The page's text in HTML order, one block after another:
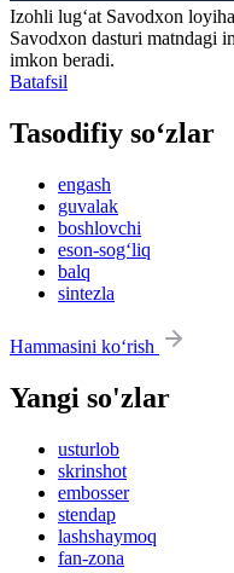
Izohli lugʻat Savodxon
Savodxon dasturi matndagi
imkon beradi.
Batafsil
Tasodifiy so‘zlar
engash
guvalak
boshlovchi
eson-sog‘liq
balq
sintezla
Hammasini ko‘rish
Yangi so'zlar
usturlob
skrinshot
embosser
stendap
lashshaymoq
fan-zona